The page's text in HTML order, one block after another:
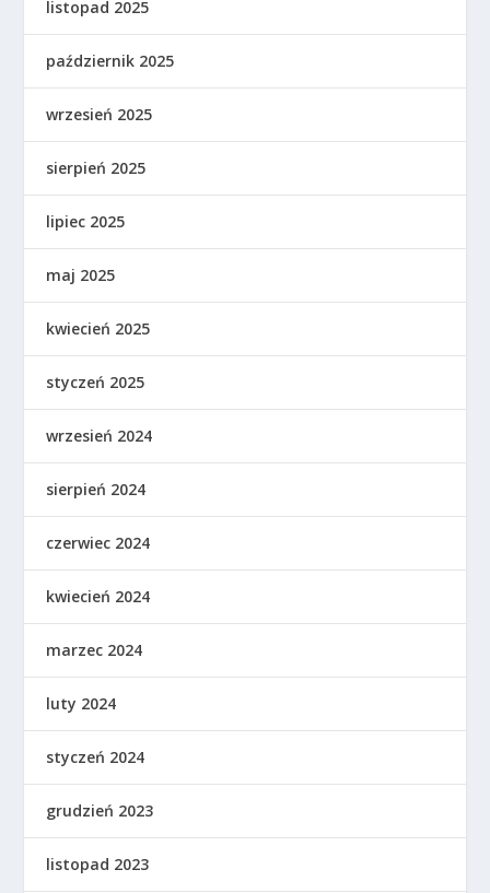
listopad 2025
październik 2025
wrzesień 2025
sierpień 2025
lipiec 2025
maj 2025
kwiecień 2025
styczeń 2025
wrzesień 2024
sierpień 2024
czerwiec 2024
kwiecień 2024
marzec 2024
luty 2024
styczeń 2024
grudzień 2023
listopad 2023